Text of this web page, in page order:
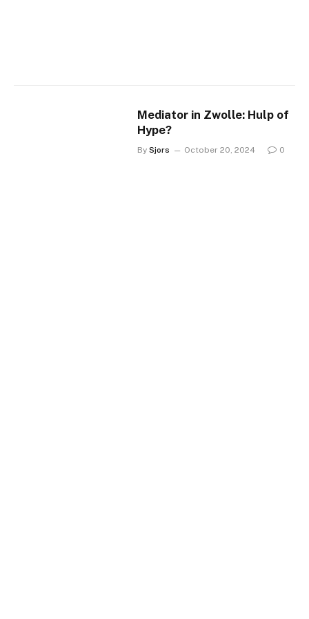
Mediator in Zwolle: Hulp of
Hype?
By Sjors October 20, 2024 0